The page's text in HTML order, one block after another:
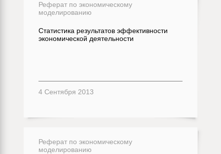
Реферат по экономическому
моделированию
Статистика результатов эффективности
экономической деятельности
4 Сентября 2013
Реферат по экономическому
моделированию